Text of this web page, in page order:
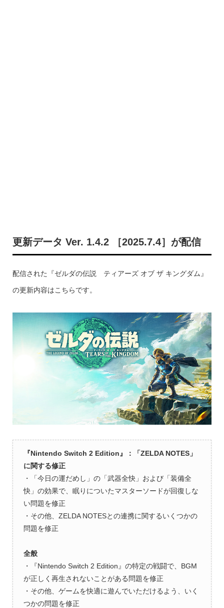
更新データ Ver. 1.4.2 ［2025.7.4］が配信
配信された『ゼルダの伝説 ティアーズ オブ ザ キングダム』
の更新内容はこちらです。
『Nintendo Switch 2 Edition』：「ZELDA NOTES」
に関する修正
・「今日の運だめし」の「武器全快」および「装備全
快」の効果で、眠りについたマスターソードが回復しな
い問題を修正
・その他、ZELDA NOTESとの連携に関するいくつかの
問題を修正
全般
・『Nintendo Switch 2 Edition』の特定の戦闘で、BGM
が正しく再生されないことがある問題を修正
・その他、ゲームを快適に遊んでいただけるよう、いく
つかの問題を修正